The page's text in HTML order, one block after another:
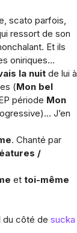
scato parfois,
ressort de son
Et ils
oniriques…
la nuit de lui à
(Mon bel
période Mon
J’en
. Chanté par
/
et toi-même
du côté de sucka